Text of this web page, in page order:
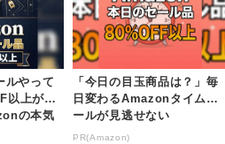
ルやって
以上が
の本気
「今日の目玉商品は？」毎
日変わるAmazonタイムセ
ールが見逃せない
PR(Amazon)